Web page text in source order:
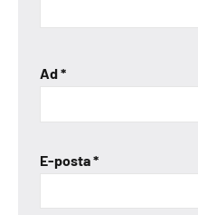
Ad*
E-posta*